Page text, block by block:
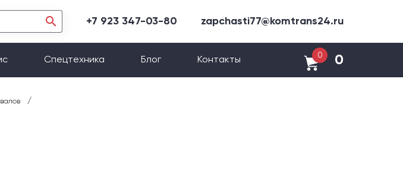
+7 923 347-03-80 zapchasti77@komtrans24.ru
Спецтехника Блог Контакты
0 0
/